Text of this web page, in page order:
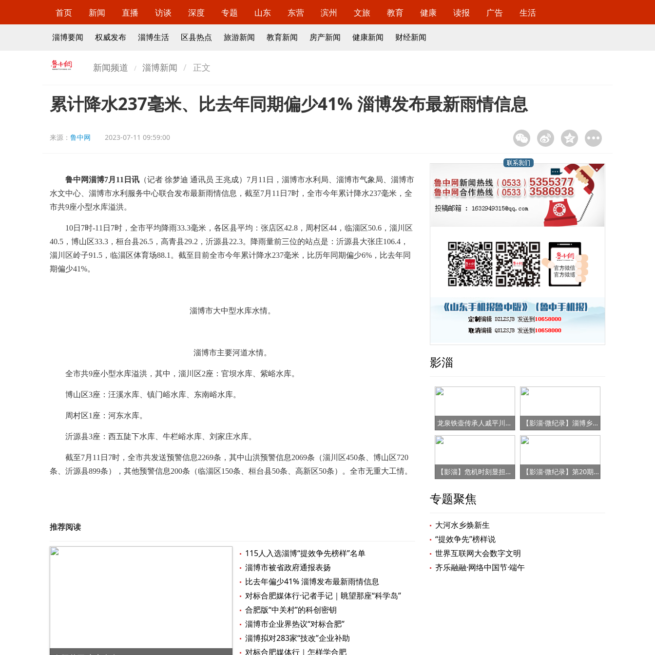
首页 新闻 直播 访谈 深度 专题 山东 东营 滨州 文旅 教育 健康 读报 广告 生活
淄博要闻 权威发布 淄博生活 区县热点 旅游新闻 教育新闻 房产新闻 健康新闻 财经新闻
新闻频道 淄博新闻 正文
累计降水237毫米、比去年同期偏少41% 淄博发布最新雨情信息
来源： 鲁中网 2023-07-11 09:59:00
鲁中网淄博7月11日讯 （记者 徐梦迪 通讯员 王兆成）7月11日，淄博市水利局、淄博市气象局、淄博市
水文中心、淄博市水利服务中心联合发布最新雨情信息，截至7月11日7时，全市今年累计降水237毫米，全
市共9座小型水库溢洪。
10日7时-11日7时，全市平均降雨33.3毫米，各区县平均：张店区42.8，周村区44，临淄区50.6，淄川区
40.5，博山区33.3，桓台县26.5，高青县29.2，沂源县22.3。降雨量前三位的站点是：沂源县大张庄106.4，
淄川区岭子91.5，临淄区体育场88.1。截至目前全市今年累计降水237毫米，比历年同期偏少6%，比去年同
期偏少41%。
淄博市大中型水库水情。
淄博市主要河道水情。
全市共9座小型水库溢洪，其中，淄川区2座：官坝水库、紫峪水库。
博山区3座：汪溪水库、镇门峪水库、东南峪水库。
周村区1座：河东水库。
沂源县3座：西五陡下水库、牛栏峪水库、刘家庄水库。
截至7月11日7时，全市共发送预警信息2269条，其中山洪预警信息2069条（淄川区450条、博山区720
条、沂源县899条），其他预警信息200条（临淄区150条、桓台县50条、高新区50条）。全市无重大工情。
推荐阅读
115人入选淄博“提效争先榜样”名单
淄博市被省政府通报表扬
比去年偏少41% 淄博发布最新雨情信息
对标合肥媒体行·记者手记｜眺望那座“科学岛”
合肥版“中关村”的科创密钥
淄博市企业界热议“对标合肥”
淄博拟对283家“技改”企业补助
对标合肥媒体行｜怎样学合肥
影淄
龙泉铁壶传承人戚平川的“守艺”之路 【影淄·微纪录】淄博乡村女书记的“变形记”
【影淄】危机时刻显担当 赤胆忠心保健康 【影淄·微纪录】第20期：战“疫”老将刘景春
专题聚焦
大河水乡焕新生
“提效争先”榜样说
世界互联网大会数字文明
尼山对话
齐乐融融·网络中国节·端午